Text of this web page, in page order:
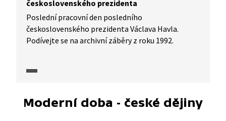
československého prezidenta
Poslední pracovní den posledního
československého prezidenta Václava Havla.
Podívejte se na archivní záběry z roku 1992.
Moderní doba - české dějiny